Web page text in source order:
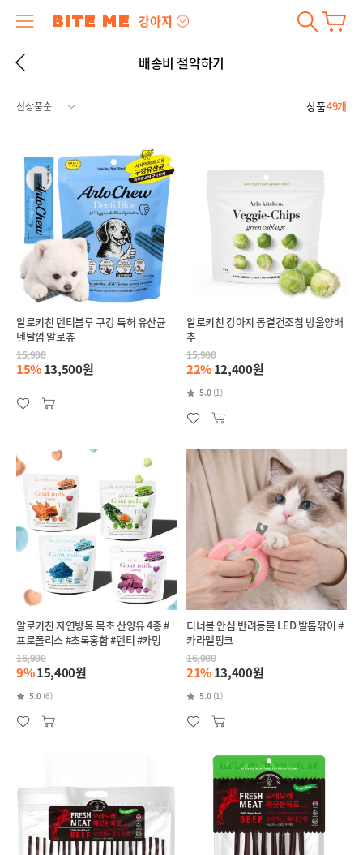
강아지
배송비 절약하기
상품49개
알로키친 덴티블루 구강 특허 유산균
덴탈껌 알로츄
15,900
15%13,500원
알로키친 강아지 동결건조칩 방울양배
추
15,900
22%12,400원
5.0 (1)
알로키친 자연방목 목초 산양유 4종 #
프로폴리스 #초록홍합 #덴티 #카밍
16,900
9%15,400원
5.0 (6)
디너블 안심 반려동물 LED 발톱깎이 #
카라멜핑크
16,900
21%13,400원
5.0 (1)